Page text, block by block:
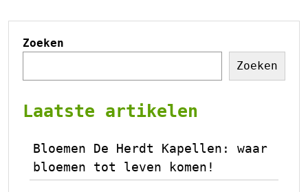
Zoeken
Zoeken
Laatste artikelen
Bloemen De Herdt Kapellen: waar
bloemen tot leven komen!